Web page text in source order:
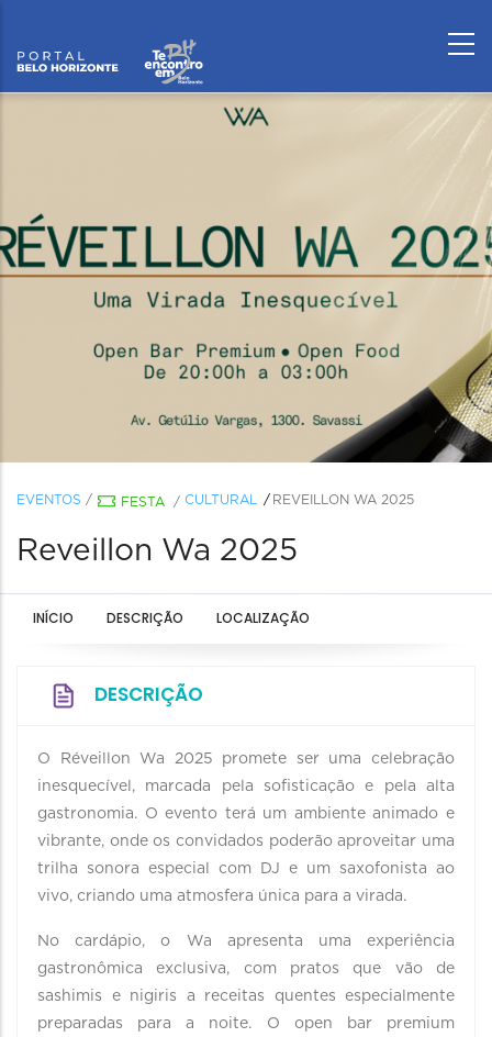
EVENTOS / FESTA / CULTURAL REVEILLON WA 2025
Reveillon Wa 2025
INÍCIO DESCRIÇÃO LOCALIZAÇÃO
DESCRIÇÃO
O Réveillon Wa 2025 promete ser uma celebração
inesquecível, marcada pela sofisticação e pela alta
gastronomia. O evento terá um ambiente animado e
vibrante, onde os convidados poderão aproveitar uma
trilha sonora especial com DJ e um saxofonista ao
vivo, criando uma atmosfera única para a virada.
No cardápio, o Wa apresenta uma experiência
gastronômica exclusiva, com pratos que vão de
sashimis e nigiris a receitas quentes especialmente
preparadas para a noite. O open bar premium